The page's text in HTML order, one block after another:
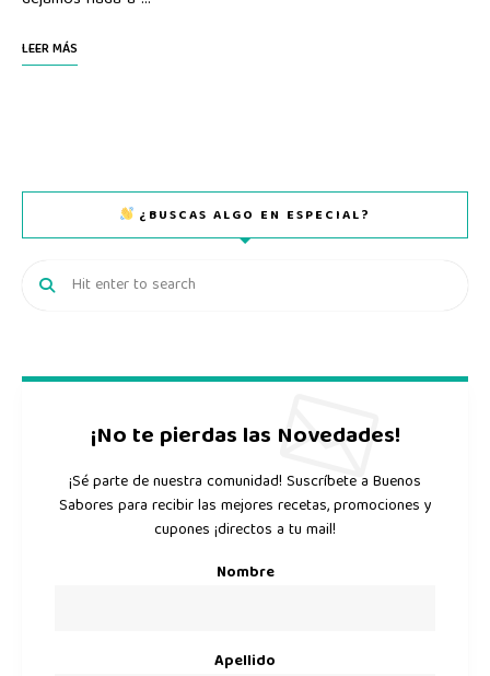
LEER MÁS
¿BUSCAS ALGO EN ESPECIAL?
¡No te pierdas las Novedades!
¡Sé parte de nuestra comunidad! Suscríbete a Buenos
Sabores para recibir las mejores recetas, promociones y
cupones ¡directos a tu mail!
Nombre
Apellido